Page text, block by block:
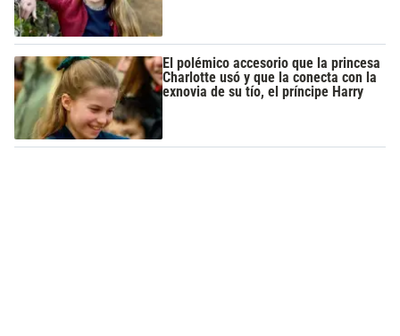
El polémico accesorio que la princesa
Charlotte usó y que la conecta con la
exnovia de su tío, el príncipe Harry